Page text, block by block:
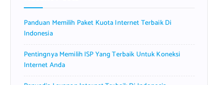
o
:Panduan Memilih Paket Kuota Internet Terbaik Di
Indonesia
Pentingnya Memilih ISP Yang Terbaik Untuk Koneksi
Internet Anda